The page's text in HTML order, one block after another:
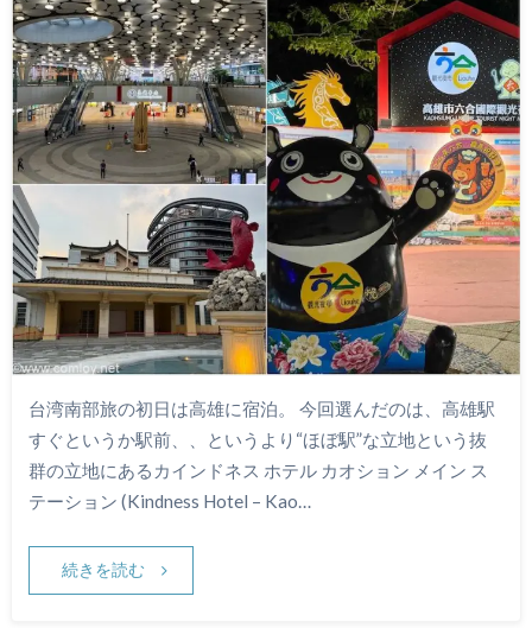
台湾南部旅の初日は高雄に宿泊。 今回選んだのは、高雄駅
すぐというか駅前、、というより“ほぼ駅”な立地という抜
群の立地にあるカインドネス ホテル カオション メイン ス
テーション (Kindness Hotel – Kao…
続きを読む